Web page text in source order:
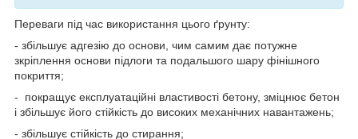
Переваги під час використання цього ґрунту:
- збільшує адгезію до основи, чим самим дає потужне
зкріплення основи підлоги та подальшого шару фінішного
покриття;
- покращує експлуатаційні властивості бетону, зміцнює бетон
і збільшує його стійкість до високих механічних навантажень;
- збільшує стійкість до стирання;